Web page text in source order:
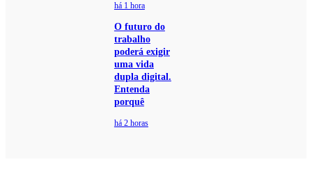
há 1 hora
O futuro do
trabalho
poderá exigir
uma vida
dupla digital.
Entenda
porquê
há 2 horas